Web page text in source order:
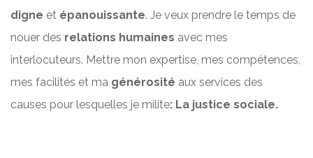
digne et épanouissante. Je veux prendre le temps de
nouer des relations humaines avec mes
interlocuteurs. Mettre mon expertise, mes compétences,
mes facilités et ma générosité aux services des
causes pour lesquelles je milite: La justice sociale.